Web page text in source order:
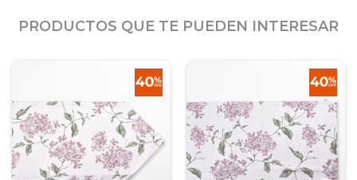
PRODUCTOS QUE TE PUEDEN INTERESAR